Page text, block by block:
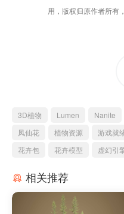
用，版权归原作者所有
3D植物 Lumen Nanite
凤仙花
植物资源 游戏就
花卉包
花卉模型 虚幻引
相关推荐